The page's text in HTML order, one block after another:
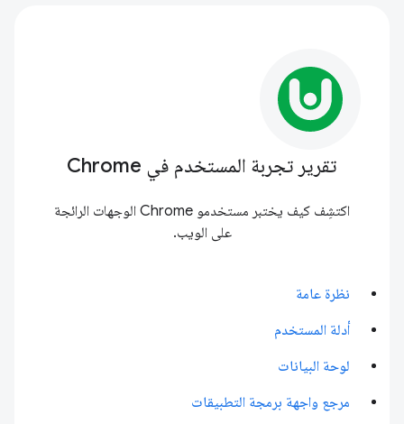
تقرير تجربة المستخدم في Chrome
اكتشِف كيف يختبر مستخدمو Chrome الوجهات الرائجة
على الويب.
نظرة عامة
أدلة المستخدم
لوحة البيانات
مرجع واجهة برمجة التطبيقات